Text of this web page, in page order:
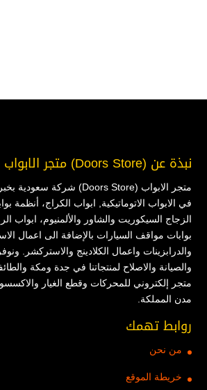
نبذة عن (Doors Store) متجر الابواب
في الابواب الاتوماتيكية, ابواب الكراج، أنظمة
الزجاج السيكوريت والشاور والألمنيوم، ابواب
بوابات مواقف السيارات بالإضافة الى اعمال
والدرابزينات واعمال الكلادينج والاستركشر.
والصيانة والاصلاح لمنتجاتنا في جدة ومكة
متجر إلكتروني للمحركات وقطع الغيار
مدن المملكة.
روابط تهمك
من نحن
خريطة الموقع